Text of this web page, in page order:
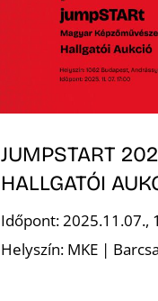
JUMPSTART
HALLGATÓI
Időpont: 2025.11.07.,
Helyszín: MKE |